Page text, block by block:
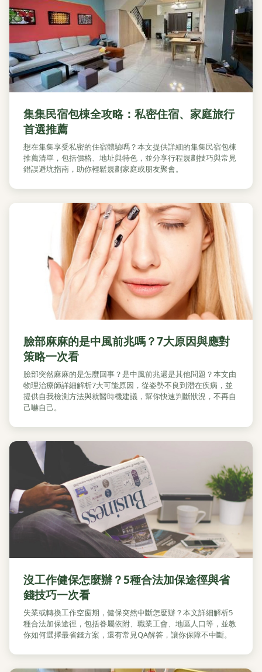
集集民宿包棟全攻略：私密住宿、家庭旅行
首選推薦
想在集集享受私密的住宿體驗嗎？本文提供詳細的集集民宿包棟
推薦清單，包括價格、地址與特色，並分享行程規劃技巧與常見
錯誤避坑指南，助你輕鬆規劃家庭或朋友聚會。
臉部麻麻的是中風前兆嗎？7大原因與應對
策略一次看
臉部突然麻麻的是怎麼回事？是中風前兆還是其他問題？本文由
物理治療師詳細解析7大可能原因，從姿勢不良到潛在疾病，並
提供自我檢測方法與就醫時機建議，幫你快速判斷狀況，不再自
己嚇自己。
沒工作健保怎麼辦？5種合法加保途徑與省
錢技巧一次看
失業或轉換工作空窗期，健保突然中斷怎麼辦？本文詳細解析5
種合法加保途徑，包括眷屬依附、職業工會、地區人口等，並教
你如何選擇最省錢方案，還有常見QA解答，讓你保障不中斷。